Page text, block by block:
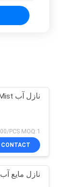
نازل آب 4HP Mist
CONTACT
نازل مایع آب 750W